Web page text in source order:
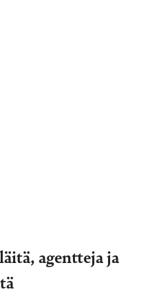
agentteja ja